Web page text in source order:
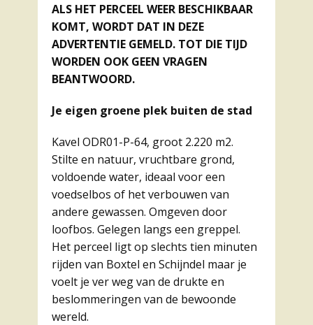
ALS HET PERCEEL WEER BESCHIKBAAR
KOMT, WORDT DAT IN DEZE
ADVERTENTIE GEMELD. TOT DIE TIJD
WORDEN OOK GEEN VRAGEN
BEANTWOORD.
Je eigen groene plek buiten de stad
Kavel ODR01-P-64, groot 2.220 m2.
Stilte en natuur, vruchtbare grond,
voldoende water, ideaal voor een
voedselbos of het verbouwen van
andere gewassen. Omgeven door
loofbos. Gelegen langs een greppel.
Het perceel ligt op slechts tien minuten
rijden van Boxtel en Schijndel maar je
voelt je ver weg van de drukte en
beslommeringen van de bewoonde
wereld.